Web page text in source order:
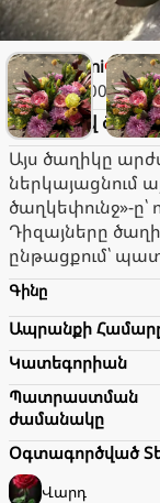
FlorianiՓակ է։
1.000֏
Կրեատիվ
Այս ծաղիկը
ներկայացնում
ծաղկեփունջ»-
Դիզայները
ընթացքում՝
Գինը
Ապրանքի
Կատեգորիան
Պատրաստման
ժամանակը
Օգտագործված
Վարդ